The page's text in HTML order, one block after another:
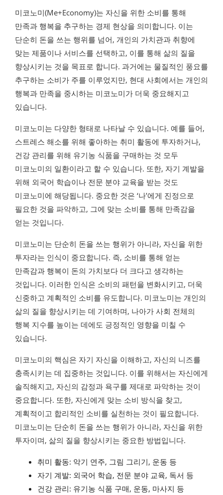
미코노미(Me+Economy)는 자신을 위한 소비를 통해
만족과 행복을 추구하는 경제 현상을 의미합니다. 이는
단순히 돈을 쓰는 행위를 넘어, 개인의 가치관과 취향에
맞는 제품이나 서비스를 선택하고, 이를 통해 삶의 질을
향상시키는 것을 목표로 합니다. 과거에는 물질적인 풍요를
추구하는 소비가 주를 이루었지만, 현대 사회에서는 개인의
행복과 만족을 중시하는 미코노미가 더욱 중요해지고
있습니다.
미코노미는 다양한 형태로 나타날 수 있습니다. 예를 들어,
스트레스 해소를 위해 좋아하는 취미 활동에 투자하거나,
건강 관리를 위해 유기농 식품을 구매하는 것 모두
미코노미의 일환이라고 할 수 있습니다. 또한, 자기 계발을
위해 외국어 학습이나 전문 분야 교육을 받는 것도
미코노미에 해당됩니다. 중요한 것은 ‘나’에게 진정으로
필요한 것을 파악하고, 그에 맞는 소비를 통해 만족감을
얻는 것입니다.
미코노미는 단순히 돈을 쓰는 행위가 아니라, 자신을 위한
투자라는 인식이 중요합니다. 즉, 소비를 통해 얻는
만족감과 행복이 돈의 가치보다 더 크다고 생각하는
것입니다. 이러한 인식은 소비의 패턴을 변화시키고, 더욱
신중하고 계획적인 소비를 유도합니다. 미코노미는 개인의
삶의 질을 향상시키는 데 기여하며, 나아가 사회 전체의
행복 지수를 높이는 데에도 긍정적인 영향을 미칠 수
있습니다.
미코노미의 핵심은 자기 자신을 이해하고, 자신의 니즈를
충족시키는 데 집중하는 것입니다. 이를 위해서는 자신에게
솔직해지고, 자신의 감정과 욕구를 제대로 파악하는 것이
중요합니다. 또한, 자신에게 맞는 소비 방식을 찾고,
계획적이고 합리적인 소비를 실천하는 것이 필요합니다.
미코노미는 단순히 돈을 쓰는 행위가 아니라, 자신을 위한
투자이며, 삶의 질을 향상시키는 중요한 방법입니다.
취미 활동: 악기 연주, 그림 그리기, 운동 등
자기 계발: 외국어 학습, 전문 분야 교육, 독서 등
건강 관리: 유기농 식품 구매, 운동, 마사지 등